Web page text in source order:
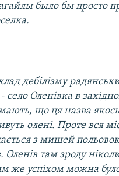
было бы просто
дебілізму
Оленівка в
що ця назва
олені. Проте вся
з мишей
Оленів там зроду
же успіхом можна